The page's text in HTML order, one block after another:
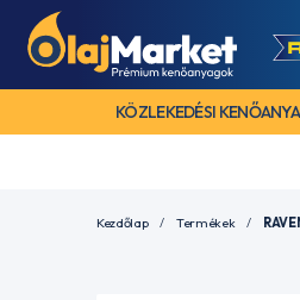
KÖZLEKEDÉSI
Kezdőlap Termékek